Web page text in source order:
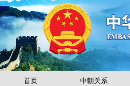
首页 中朝关系